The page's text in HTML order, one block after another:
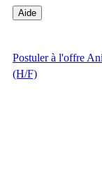
Aide
Postulerà l'offre
(H/F)